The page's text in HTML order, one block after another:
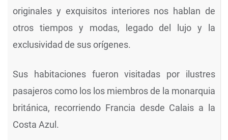
originales y exquisitos interiores nos hablan de
otros tiempos y modas, legado del lujo y la
exclusividad de sus orígenes.
Sus habitaciones fueron visitadas por ilustres
pasajeros como los los miembros de la monarquia
británica, recorriendo Francia desde Calais a la
Costa Azul.